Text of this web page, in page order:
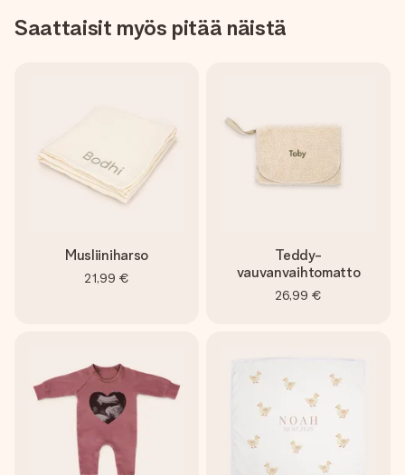
Saattaisit myös pitää näistä
Musliiniharso
21,99 €
Teddy-
vauvanvaihtomatto
26,99 €